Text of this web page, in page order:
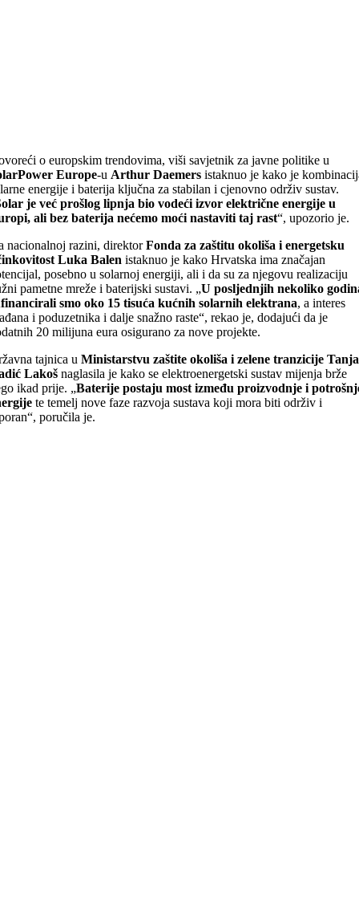
o europskim trendovima, viši savjetnik za javne politike u
Europe-u Arthur Daemersistaknuo je kako je
energije i baterija ključna za stabilan i cjenovno održiv sustav.
je već prošlog lipnja bio vodeći izvor električne energije u
ali bez baterija nećemo moći nastaviti taj rast“, upozorio je.
nacionalnoj razini, direktorFonda za zaštitu okoliša i energetsku
Luka Balen istaknuo je kako Hrvatska ima značajan
posebno u solarnoj energiji, ali i da su za njegovu realizaciju
pametne mreže i baterijski sustavi. „U posljednjih nekoliko
smo oko 15 tisuća kućnih solarnih elektrana, a interes
i poduzetnika i dalje snažno raste“, rekao je, dodajući da je
20 milijuna eura osigurano za nove projekte.
tajnica u Ministarstvu zaštite okoliša i zelene tranzicije Tanja
Lakošnaglasila je kako se elektroenergetski sustav mijenja brže
ikad prije. „Baterije postaju most između proizvodnje i
te temelj nove faze razvoja sustava koji mora biti održiv i
poručila je.